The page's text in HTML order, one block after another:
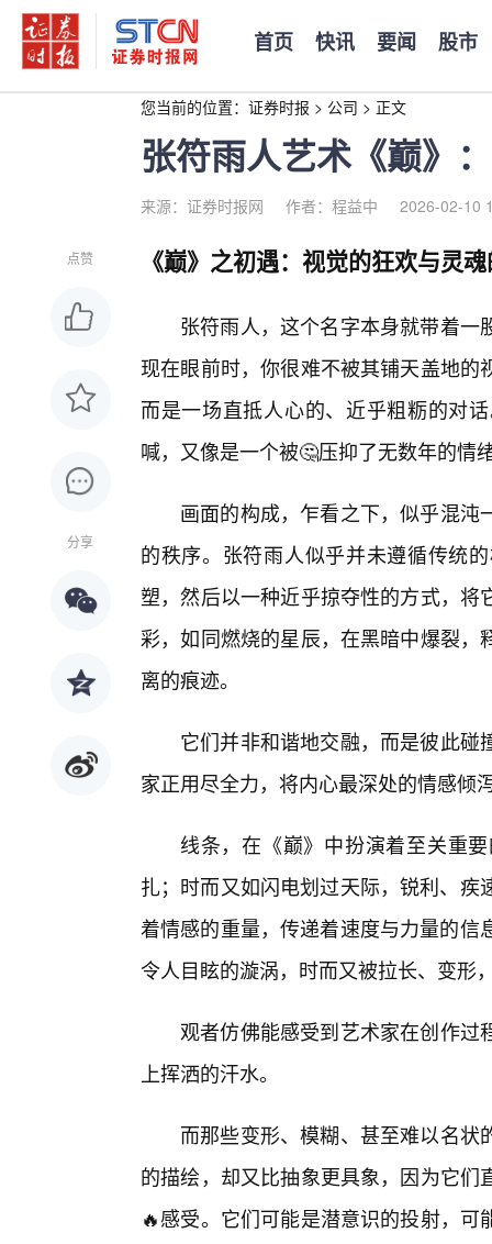
首页 快讯 要闻 股市
您当前的位置： 证券时报 > 公司 > 正文
张符雨人艺术《巅》
来源：证券时报网 作者：程益中 2026-02-10
点赞
分享
《巅》之初遇：视觉的狂欢与灵
张符雨人，这个名字本身就带着
现在眼前时，你很难不被其铺天盖地
而是一场直抵人心的、近乎粗粝的对
喊，又像是一个被🤔压抑了无数年的情
画面的构成，乍看之下，似乎混
的秩序。张符雨人似乎并未遵循传统
塑，然后以一种近乎掠夺性的方式，
彩，如同燃烧的星辰，在黑暗中爆裂
离的痕迹。
它们并非和谐地交融，而是彼此
家正用尽全力，将内心最深处的情感倾
线条，在《巅》中扮演着至关重
扎；时而又如闪电划过天际，锐利、
着情感的重量，传递着速度与力量的
令人目眩的漩涡，时而又被拉长、变形
观者仿佛能感受到艺术家在创作
上挥洒的汗水。
而那些变形、模糊、甚至难以名
的描绘，却又比抽象更具象，因为它
🔥感受。它们可能是潜意识的投射，